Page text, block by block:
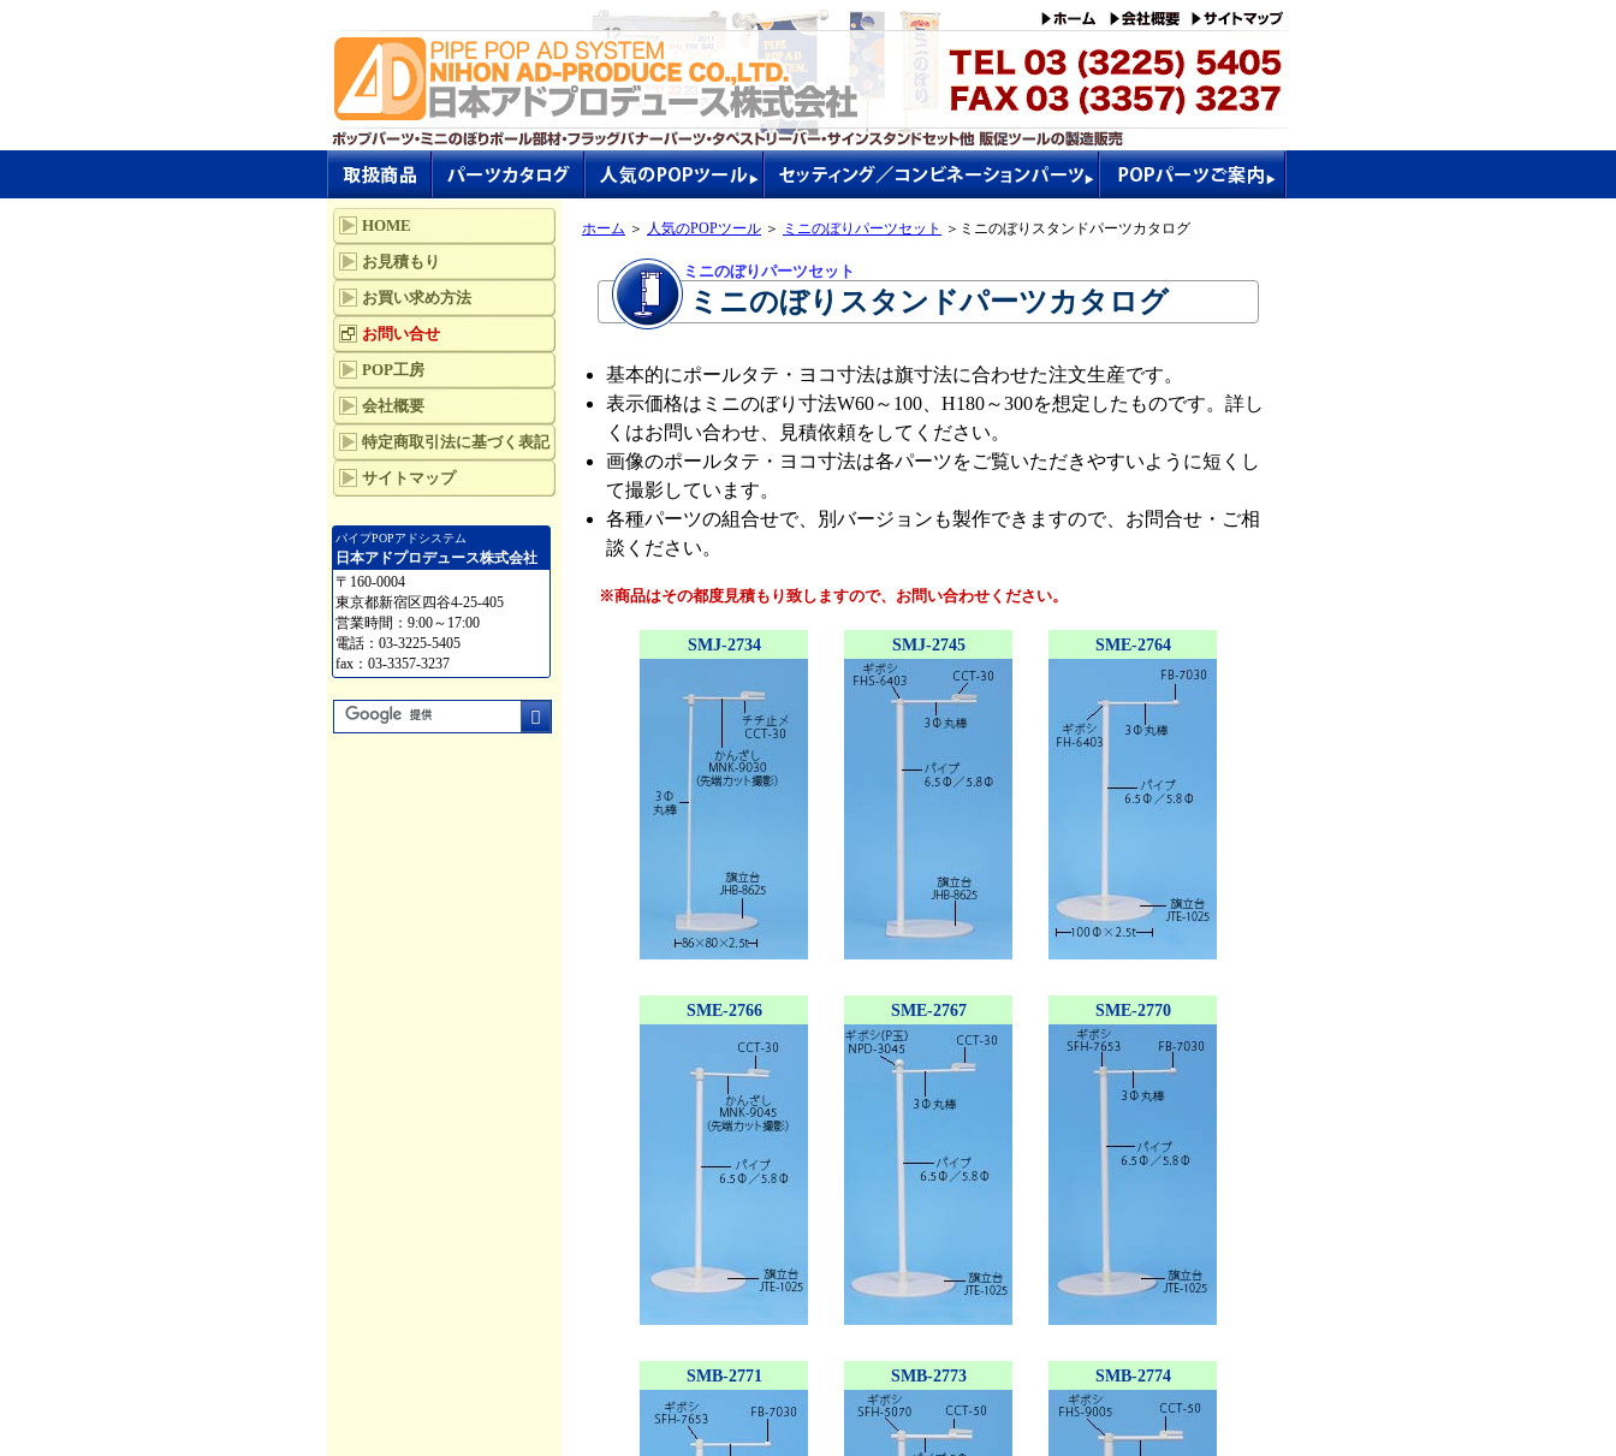
HOME
お見積もり
お買い求め方法
お問い合せ
POP工房
会社概要
特定商取引法に基づく表記
サイトマップ
パイプPOPアドシステム
日本アドプロデュース株式会社
〒160-0004
東京都新宿区四谷4-25-405
営業時間：9:00～17:00
電話：03-3225-5405
fax：03-3357-3237
ホーム ＞ 人気のPOPツール ＞ ミニのぼりパーツセット ＞ミニのぼりスタンドパーツカタログ
ミニのぼりパーツセット
ミニのぼりスタンドパーツカタログ
基本的にポールタテ・ヨコ寸法は旗寸法に合わせた注文生産です。
表示価格はミニのぼり寸法W60～100、H180～300を想定したものです。詳し
くはお問い合わせ、見積依頼をしてください。
画像のポールタテ・ヨコ寸法は各パーツをご覧いただきやすいように短くし
て撮影しています。
各種パーツの組合せで、別バージョンも製作できますので、お問合せ・ご相
談ください。
※商品はその都度見積もり致しますので、お問い合わせください。
SMJ-2734 SMJ-2745 SME-2764
SME-2766 SME-2767 SME-2770
SMB-2771 SMB-2773 SMB-2774